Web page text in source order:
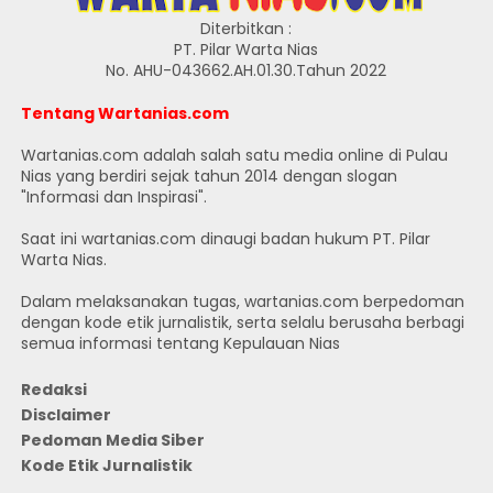
Diterbitkan :
PT. Pilar Warta Nias
No. AHU-043662.AH.01.30.Tahun 2022
Tentang Wartanias.com
Wartanias.com adalah salah satu media online di Pulau
Nias yang berdiri sejak tahun 2014 dengan slogan
"Informasi dan Inspirasi".
Saat ini wartanias.com dinaugi badan hukum PT. Pilar
Warta Nias.
Dalam melaksanakan tugas, wartanias.com berpedoman
dengan kode etik jurnalistik, serta selalu berusaha berbagi
semua informasi tentang Kepulauan Nias
Redaksi
Disclaimer
Pedoman Media Siber
Kode Etik Jurnalistik